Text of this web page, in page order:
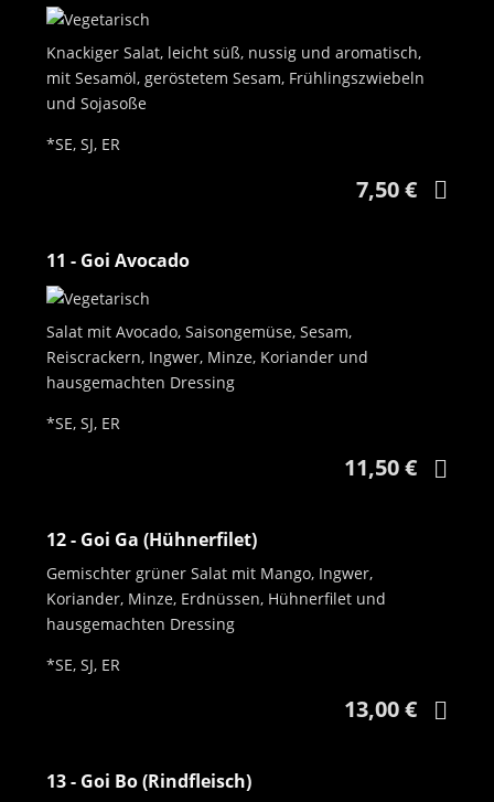
Knackiger Salat, leicht süß, nussig und aromatisch,
mit Sesamöl, geröstetem Sesam, Frühlingszwiebeln
und Sojasoße
*SE, SJ, ER
7,50 €
11 - Goi Avocado
Salat mit Avocado, Saisongemüse, Sesam,
Reiscrackern, Ingwer, Minze, Koriander und
hausgemachten Dressing
*SE, SJ, ER
11,50 €
12 - Goi Ga (Hühnerfilet)
Gemischter grüner Salat mit Mango, Ingwer,
Koriander, Minze, Erdnüssen, Hühnerfilet und
hausgemachten Dressing
*SE, SJ, ER
13,00 €
13 - Goi Bo (Rindfleisch)